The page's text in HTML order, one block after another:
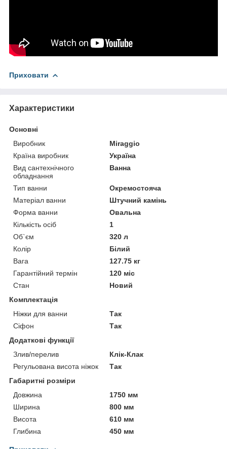
Приховати
Характеристики
Основні
Виробник
Miraggio
Країна виробник
Україна
Вид сантехнічного
обладнання
Ванна
Тип ванни
Окремостояча
Матеріал ванни
Штучний камінь
Форма ванни
Овальна
Кількість осіб
1
Об`єм
320 л
Колір
Білий
Вага
127.75 кг
Гарантійний термін
120 міс
Стан
Новий
Комплектація
Ніжки для ванни
Так
Сіфон
Так
Додаткові функції
Злив/перелив
Клік-Клак
Регульована висота ніжок
Так
Габаритні розміри
Довжина
1750 мм
Ширина
800 мм
Висота
610 мм
Глибина
450 мм